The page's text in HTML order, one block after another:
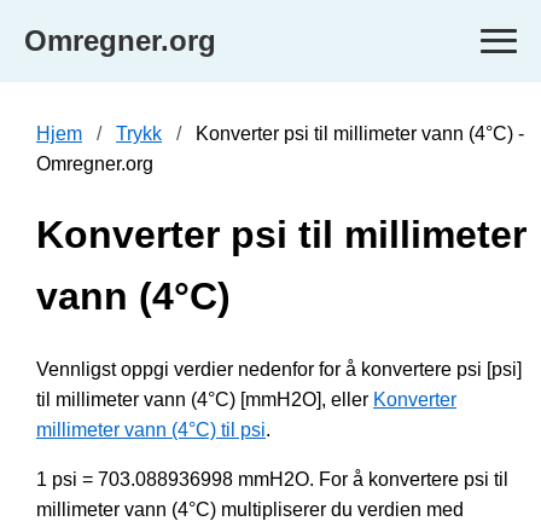
Omregner.org
Hjem Trykk
Konverter psi til millimeter vann (4°C) -
Omregner.org
Konverter psi til millimeter
vann (4°C)
Vennligst oppgi verdier nedenfor for å konvertere psi [psi]
til millimeter vann (4°C) [mmH2O], eller Konverter
millimeter vann (4°C) til psi.
1 psi = 703.088936998 mmH2O. For å konvertere psi til
millimeter vann (4°C) multipliserer du verdien med